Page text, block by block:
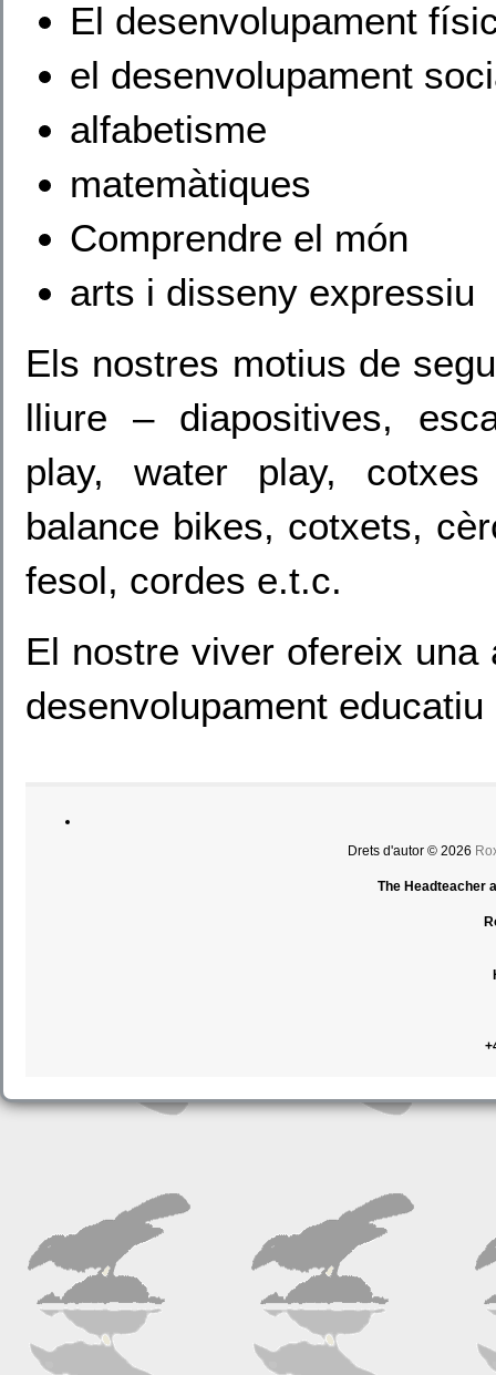
El desenvolupament
el desenvolupament
alfabetisme
matemàtiques
Comprendre el món
arts i disseny expressiu
Els nostres motius de
lliure – diapositives,
play, water play,
balance bikes, cotxets,
fesol, cordes e.t.c.
El nostre viver ofereix
desenvolupament
Drets d'autor © 2026
The Headteacher